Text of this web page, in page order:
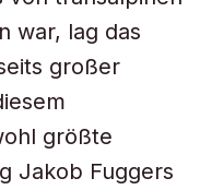
war, lag das
großer
größte
Jakob Fuggers